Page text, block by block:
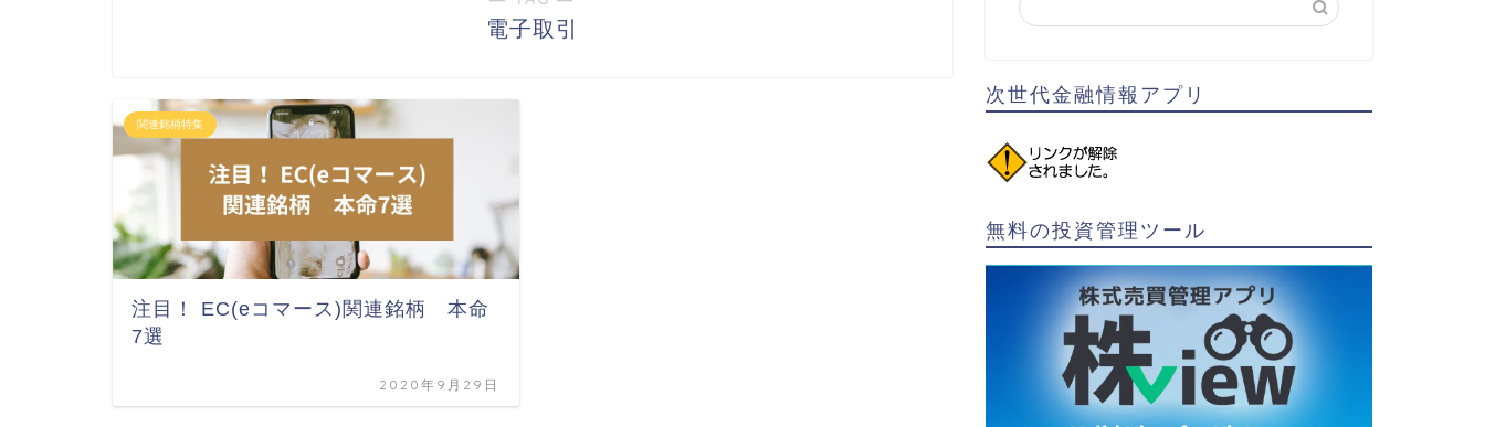
電子取引
関連銘柄特集
注目！ EC(eコマース)関連銘柄 本命
7選
2020年9月29日
次世代金融情報アプリ
無料の投資管理ツール